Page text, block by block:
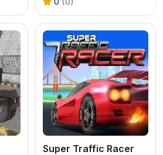
Super Traffic Racer